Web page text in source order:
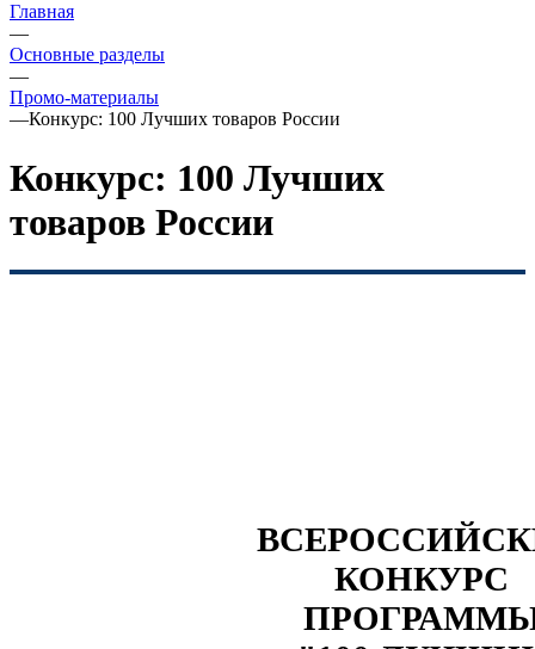
Главная
—
Основные разделы
—
Промо-материалы
—Конкурс: 100 Лучших товаров России
Конкурс: 100 Лучших
товаров России
КОНКУРС